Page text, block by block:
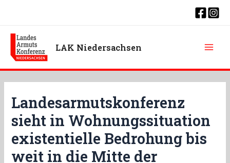
LAK Niedersachsen
Landesarmutskonferenz
sieht in Wohnungssituation
existentielle Bedrohung bis
weit in die Mitte der